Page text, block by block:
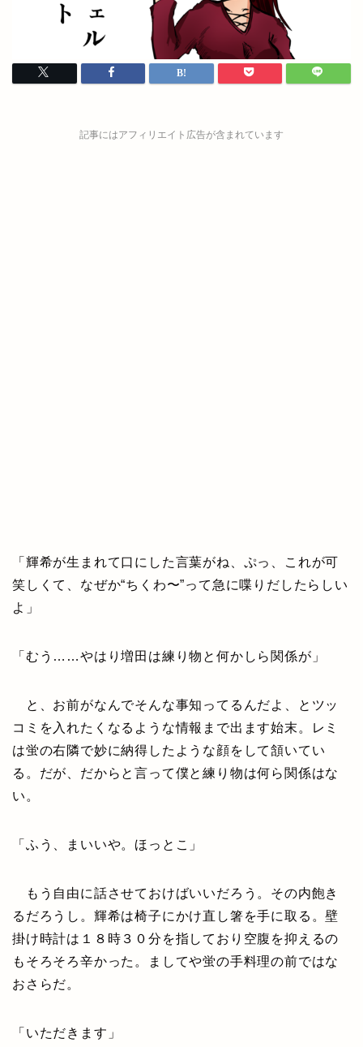
記事にはアフィリエイト広告が含まれています
「輝希が生まれて口にした言葉がね、ぷっ、これが可
笑しくて、なぜか“ちくわ〜”って急に喋りだしたらしい
よ」
「むう……やはり増田は練り物と何かしら関係が」
と、お前がなんでそんな事知ってるんだよ、とツッ
コミを入れたくなるような情報まで出ます始末。レミ
は蛍の右隣で妙に納得したような顔をして頷いてい
る。だが、だからと言って僕と練り物は何ら関係はな
い。
「ふう、まいいや。ほっとこ」
もう自由に話させておけばいいだろう。その内飽き
るだろうし。輝希は椅子にかけ直し箸を手に取る。壁
掛け時計は１８時３０分を指しており空腹を抑えるの
もそろそろ辛かった。ましてや蛍の手料理の前ではな
おさらだ。
「いただきます」